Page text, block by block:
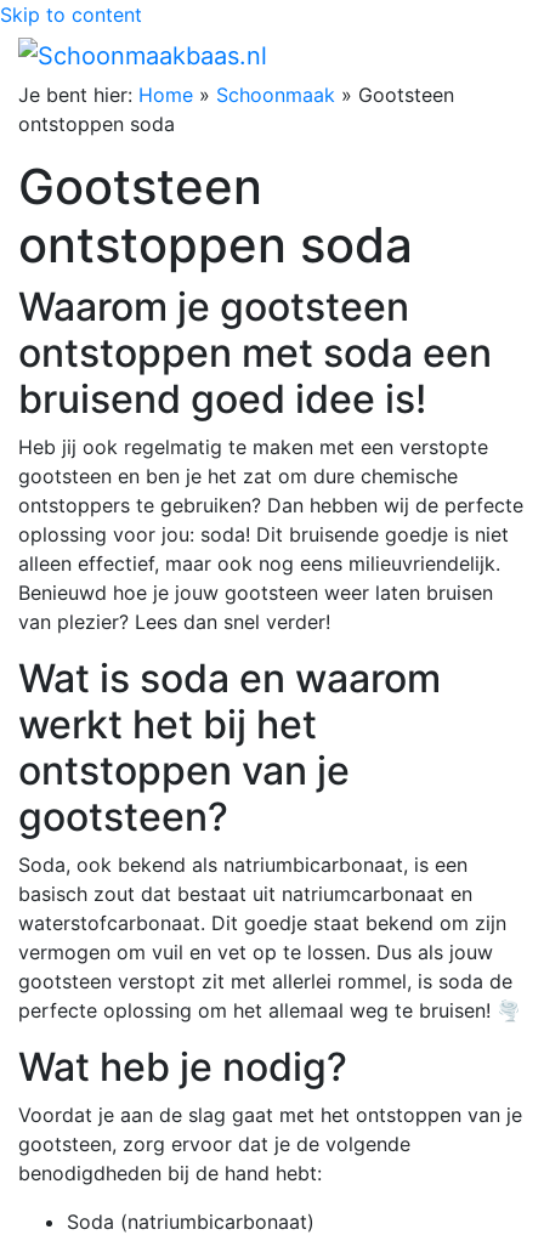
Skip to content
Je bent hier: Home » Schoonmaak » Gootsteen
ontstoppen soda
Gootsteen
ontstoppen soda
Waarom je gootsteen
ontstoppen met soda een
bruisend goed idee is!
Heb jij ook regelmatig te maken met een verstopte
gootsteen en ben je het zat om dure chemische
ontstoppers te gebruiken? Dan hebben wij de perfecte
oplossing voor jou: soda! Dit bruisende goedje is niet
alleen effectief, maar ook nog eens milieuvriendelijk.
Benieuwd hoe je jouw gootsteen weer laten bruisen
van plezier? Lees dan snel verder!
Wat is soda en waarom
werkt het bij het
ontstoppen van je
gootsteen?
Soda, ook bekend als natriumbicarbonaat, is een
basisch zout dat bestaat uit natriumcarbonaat en
waterstofcarbonaat. Dit goedje staat bekend om zijn
vermogen om vuil en vet op te lossen. Dus als jouw
gootsteen verstopt zit met allerlei rommel, is soda de
perfecte oplossing om het allemaal weg te bruisen! 🌪️
Wat heb je nodig?
Voordat je aan de slag gaat met het ontstoppen van je
gootsteen, zorg ervoor dat je de volgende
benodigdheden bij de hand hebt:
Soda (natriumbicarbonaat)